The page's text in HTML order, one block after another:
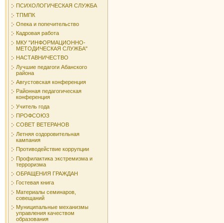
ПСИХОЛОГИЧЕСКАЯ СЛУЖБА
ТПМПК
Опека и попечительство
Кадровая работа
МКУ "ИНФОРМАЦИОННО-
МЕТОДИЧЕСКАЯ СЛУЖБА"
НАСТАВНИЧЕСТВО
Лучшие педагоги Абанского
района
Августовская конференция
Районная педагогическая
конференция
Учитель года
ПРОФСОЮЗ
СОВЕТ ВЕТЕРАНОВ
Летняя оздоровительная
кампания
Противодействие коррупции
Профилактика экстремизма и
терроризма
ОБРАЩЕНИЯ ГРАЖДАН
Гостевая книга
Материалы семинаров,
совещаний
Муниципальные механизмы
управления качеством
образования